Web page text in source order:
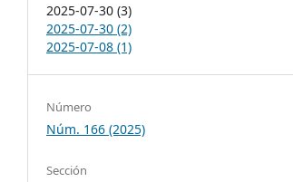
2025-07-30 (3)
2025-07-30 (2)
2025-07-08 (1)
Número
Núm. 166 (2025)
Sección